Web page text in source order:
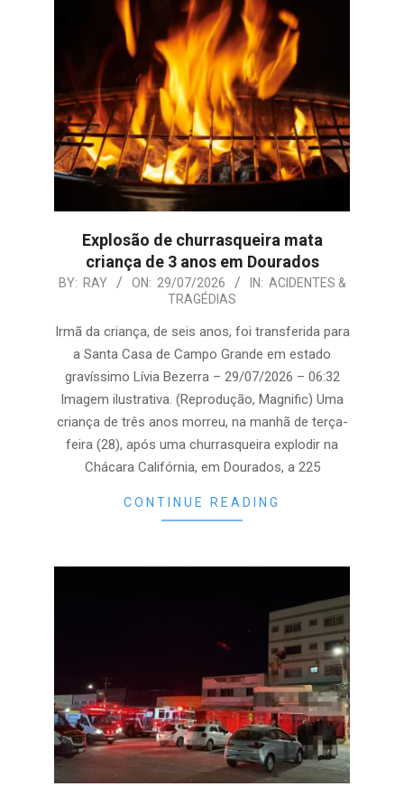
Explosão de churrasqueira mata
criança de 3 anos em Dourados
2026-
29
BY: RAY ON: 29/07/2026 IN: ACIDENTES &
TRAGÉDIAS
Irmã da criança, de seis anos, foi transferida para
a Santa Casa de Campo Grande em estado
gravíssimo Lívia Bezerra – 29/07/2026 – 06:32
Imagem ilustrativa. (Reprodução, Magnific) Uma
criança de três anos morreu, na manhã de terça-
feira (28), após uma churrasqueira explodir na
Chácara Califórnia, em Dourados, a 225
CONTINUE READING